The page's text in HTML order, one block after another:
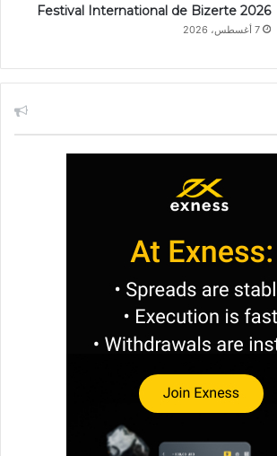
Festival International de Bizerte 2026
7 أغسطس، 2026